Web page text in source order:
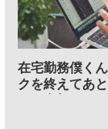
在宅勤務僕く
クを終えてあ